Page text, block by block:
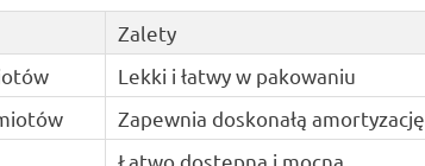
Zalety
Lekki i łatwy w pakowaniu
Zapewnia doskonałą amortyzację